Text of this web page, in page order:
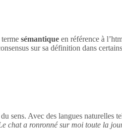
sémantique en référence à
sur sa définition dans
du sens. Avec des langues
chat a ronronné sur moi toute la